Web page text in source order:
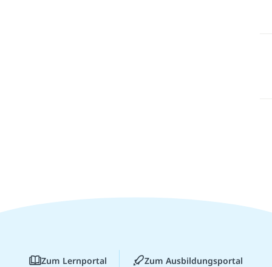
Zum Lernportal Zum Ausbildungsportal